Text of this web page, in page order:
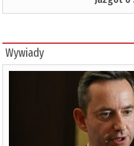
Wywiady